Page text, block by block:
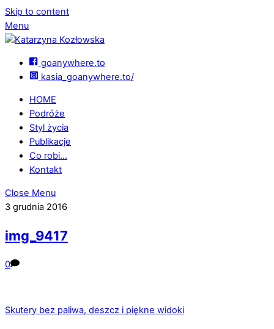
Skip to content
Menu
goanywhere.to
kasia_goanywhere.to/
HOME
Podróże
Styl życia
Publikacje
Co robi…
Kontakt
Close Menu
3 grudnia 2016
img_9417
0
Skutery bez paliwa, deszcz i piękne widoki